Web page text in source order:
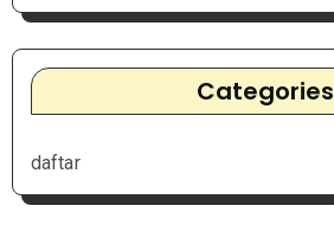
Categories
daftar